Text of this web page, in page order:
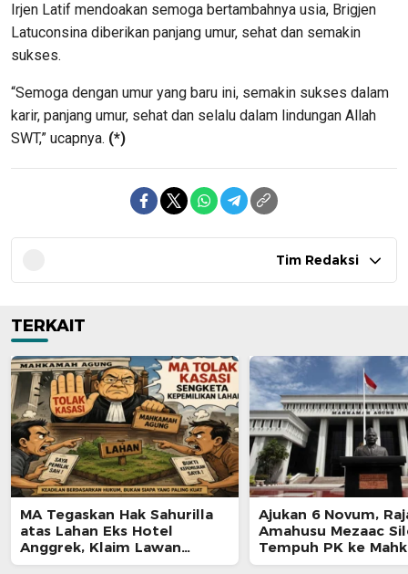
Irjen Latif mendoakan semoga bertambahnya usia, Brigjen
Latuconsina diberikan panjang umur, sehat dan semakin
sukses.
“Semoga dengan umur yang baru ini, semakin sukses dalam
karir, panjang umur, sehat dan selalu dalam lindungan Allah
SWT,” ucapnya. (*)
Tim Redaksi
TERKAIT
MA Tegaskan Hak Sahurilla
atas Lahan Eks Hotel
Anggrek, Klaim Lawan
Terpatahkan hingga Kasasi
Ajukan 6 Novum,
Amahusu Mezaac
Tempuh PK ke
Agung